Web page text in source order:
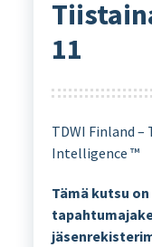
11
TDWI Finland
Intelligence ™
Tämä kutsu